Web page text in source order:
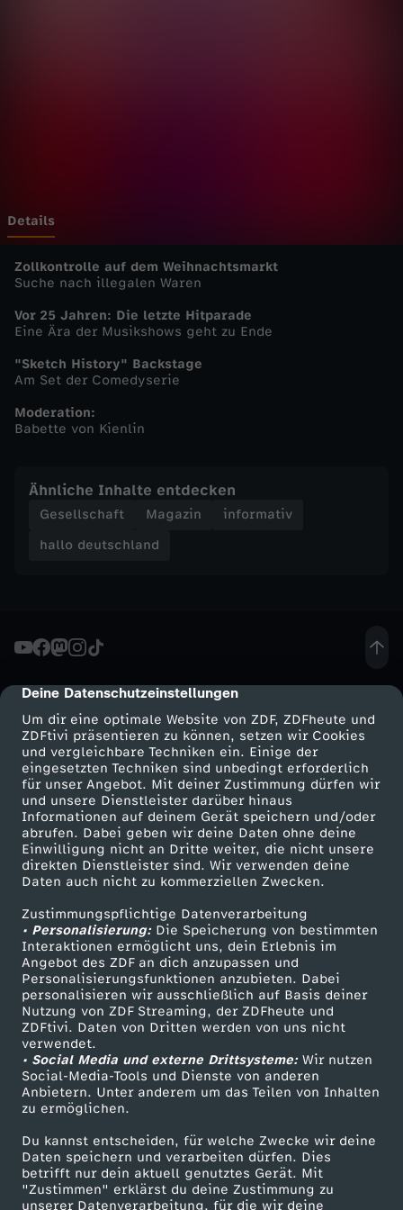
cmp-dialog-description
Deine Datenschutzeinstellungen
Um dir eine optimale Website von ZDF, ZDFheute und
ZDFtivi präsentieren zu können, setzen wir Cookies
und vergleichbare Techniken ein. Einige der
eingesetzten Techniken sind unbedingt erforderlich
für unser Angebot. Mit deiner Zustimmung dürfen wir
und unsere Dienstleister darüber hinaus
Informationen auf deinem Gerät speichern und/oder
abrufen. Dabei geben wir deine Daten ohne deine
Einwilligung nicht an Dritte weiter, die nicht unsere
direkten Dienstleister sind. Wir verwenden deine
Daten auch nicht zu kommerziellen Zwecken.
Zustimmungspflichtige Datenverarbeitung
• Personalisierung:Die Speicherung von bestimmten
Interaktionen ermöglicht uns, dein Erlebnis im
Angebot des ZDF an dich anzupassen und
Personalisierungsfunktionen anzubieten. Dabei
personalisieren wir ausschließlich auf Basis deiner
Nutzung von ZDF Streaming, der ZDFheute und
ZDFtivi. Daten von Dritten werden von uns nicht
verwendet.
• Social Media und externe Drittsysteme:Wir nutzen
Social-Media-Tools und Dienste von anderen
Anbietern. Unter anderem um das Teilen von Inhalten
zu ermöglichen.
Du kannst entscheiden, für welche Zwecke wir deine
Daten speichern und verarbeiten dürfen. Dies
betrifft nur dein aktuell genutztes Gerät. Mit
"Zustimmen" erklärst du deine Zustimmung zu
unserer Datenverarbeitung, für die wir deine
l
a
n
d
h
a
l
d
e
u
t
s
c
h
l
a
n
d
v
o
Details
Zollkontrolle auf dem Weihnachtsmarkt
Suche nach illegalen Waren
Vor 25 Jahren: Die letzte Hitparade
Eine Ära der Musikshows geht zu Ende
"Sketch History" Backstage
Am Set der Comedyserie
Moderation:
Babette von Kienlin
Ähnliche Inhalte entdecken
Gesellschaft Magazin
informativ
hallo deutschland
Mehr ZDF
ZDF-Apps
Smart TV
ZDFtext
Livestreams
Sendungen A-Z
TV-Programm
Service
ZDFmitreden
Kontakt zum ZDF
Tickets
Zuschauerservice
Hilfe
ZDF Unternehmen
Karriere
ZDF goes Schule
Werbefernsehen